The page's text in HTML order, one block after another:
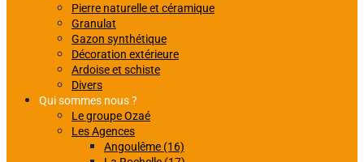
Pierre naturelle et céramique
Granulat
Gazon synthétique
Décoration extérieure
Ardoise et schiste
Divers
Qui sommes nous ?
Le groupe Ozaé
Les Agences
Angoulême (16)